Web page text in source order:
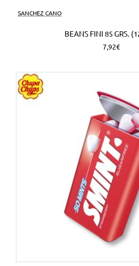
SANCHEZ CANO
BEANS FINI 85 GRS.
7,92€